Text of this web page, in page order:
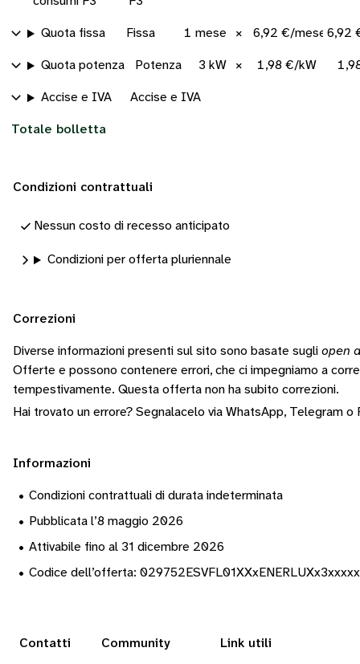
Quota fissa Fissa 1 mese × 6,92 €/mese 6,92
Quota potenza Potenza 3 kW × 1,98 €/kW
Accise e IVA Accise e IVA
Totale bolletta
Condizioni contrattuali
Nessun costo di recesso anticipato
Condizioni per offerta pluriennale
Correzioni
Diverse informazioni presenti sul sito sono basate sugli open
Offerte e possono contenere errori, che ci impegniamo a
tempestivamente. Questa offerta non ha subito correzioni.
Hai trovato un errore? Segnalacelo via WhatsApp, Telegram o
Informazioni
• Condizioni contrattuali di durata indeterminata
• Pubblicata l’8 maggio 2026
• Attivabile fino al 31 dicembre 2026
• Codice dell’offerta:
Contatti Community Link utili